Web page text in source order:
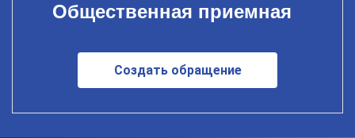
Общественная приемная
Создать обращение